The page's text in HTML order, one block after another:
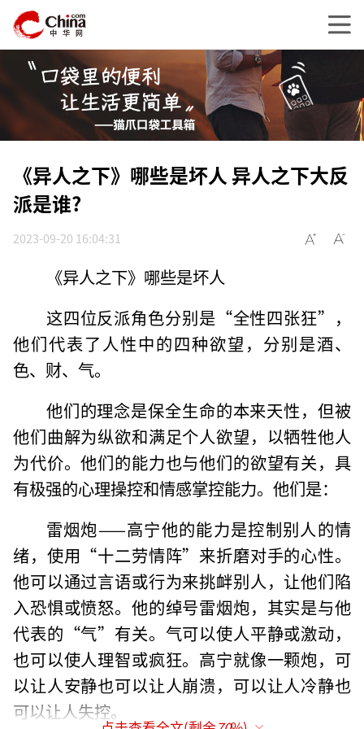
《异人之下》哪些是坏人 异人之下大反
派是谁?
2023-09-20 16:04:31
《异人之下》哪些是坏人
这四位反派角色分别是“全性四张狂”，
他们代表了人性中的四种欲望，分别是酒、
色、财、气。
他们的理念是保全生命的本来天性，但被
他们曲解为纵欲和满足个人欲望，以牺牲他人
为代价。他们的能力也与他们的欲望有关，具
有极强的心理操控和情感掌控能力。他们是：
雷烟炮——高宁他的能力是控制别人的情
绪，使用“十二劳情阵”来折磨对手的心性。
他可以通过言语或行为来挑衅别人，让他们陷
入恐惧或愤怒。他的绰号雷烟炮，其实是与他
代表的“气”有关。气可以使人平静或激动，
也可以使人理智或疯狂。高宁就像一颗炮，可
以让人安静也可以让人崩溃，可以让人冷静也
可以让人失控。